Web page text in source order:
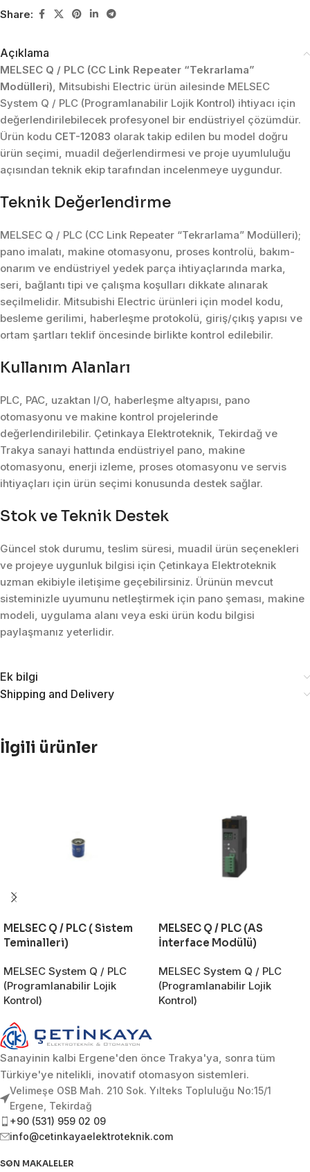
Share:
Açıklama
MELSEC Q / PLC (CC Link Repeater “Tekrarlama”
Modülleri), Mitsubishi Electric ürün ailesinde MELSEC
System Q / PLC (Programlanabilir Lojik Kontrol) ihtiyacı için
değerlendirilebilecek profesyonel bir endüstriyel çözümdür.
Ürün kodu CET-12083 olarak takip edilen bu model doğru
ürün seçimi, muadil değerlendirmesi ve proje uyumluluğu
açısından teknik ekip tarafından incelenmeye uygundur.
Teknik Değerlendirme
MELSEC Q / PLC (CC Link Repeater “Tekrarlama” Modülleri);
pano imalatı, makine otomasyonu, proses kontrolü, bakım-
onarım ve endüstriyel yedek parça ihtiyaçlarında marka,
seri, bağlantı tipi ve çalışma koşulları dikkate alınarak
seçilmelidir. Mitsubishi Electric ürünleri için model kodu,
besleme gerilimi, haberleşme protokolü, giriş/çıkış yapısı ve
ortam şartları teklif öncesinde birlikte kontrol edilebilir.
Kullanım Alanları
PLC, PAC, uzaktan I/O, haberleşme altyapısı, pano
otomasyonu ve makine kontrol projelerinde
değerlendirilebilir. Çetinkaya Elektroteknik, Tekirdağ ve
Trakya sanayi hattında endüstriyel pano, makine
otomasyonu, enerji izleme, proses otomasyonu ve servis
ihtiyaçları için ürün seçimi konusunda destek sağlar.
Stok ve Teknik Destek
Güncel stok durumu, teslim süresi, muadil ürün seçenekleri
ve projeye uygunluk bilgisi için Çetinkaya Elektroteknik
uzman ekibiyle iletişime geçebilirsiniz. Ürünün mevcut
sisteminizle uyumunu netleştirmek için pano şeması, makine
modeli, uygulama alanı veya eski ürün kodu bilgisi
paylaşmanız yeterlidir.
Ek bilgi
Shipping and Delivery
İlgili ürünler
MELSEC Q / PLC ( Sistem
Teminalleri)
MELSEC System Q / PLC
(Programlanabilir Lojik
Kontrol)
MELSEC Q / PLC (AS
İnterface Modülü)
MELSEC System Q / PLC
(Programlanabilir Lojik
Kontrol)
Sanayinin kalbi Ergene'den önce Trakya'ya, sonra tüm
Türkiye'ye nitelikli, inovatif otomasyon sistemleri.
Velimeşe OSB Mah. 210 Sok. Yılteks Topluluğu No:15/1
Ergene, Tekirdağ
+90 (531) 959 02 09
info@cetinkayaelektroteknik.com
SON MAKALELER